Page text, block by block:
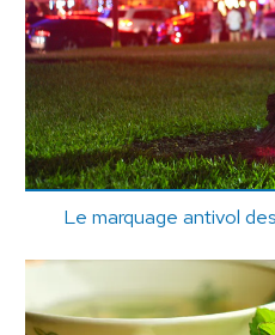
Le marquage antivol